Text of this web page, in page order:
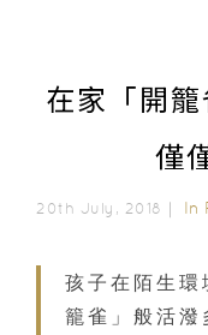
在家「開
僅
20th July, 2018｜ In
孩子在陌生環
籠雀」般活潑